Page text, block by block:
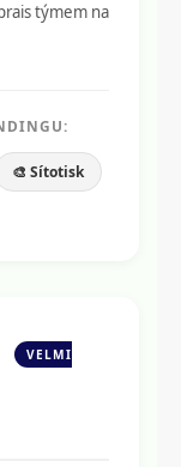
týmem na
🎨 Sítotisk
VELMI